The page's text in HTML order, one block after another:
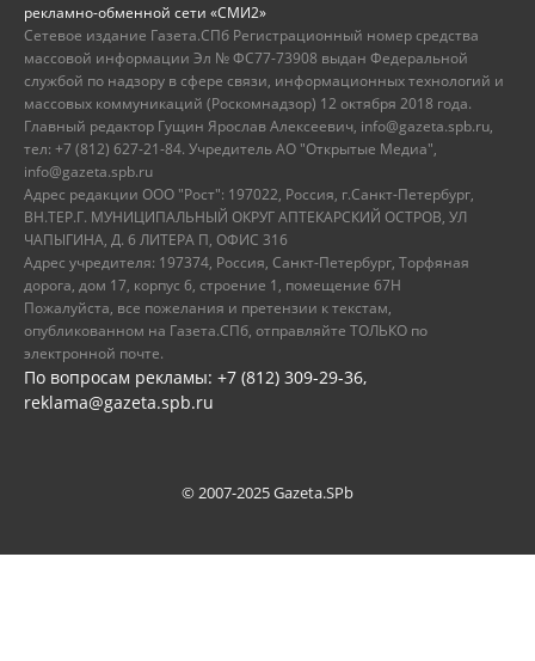
рекламно-обменной сети «СМИ2»
Сетевое издание Газета.СПб Регистрационный номер средства
массовой информации Эл № ФС77-73908 выдан Федеральной
службой по надзору в сфере связи, информационных технологий и
массовых коммуникаций (Роскомнадзор) 12 октября 2018 года.
Главный редактор Гущин Ярослав Алексеевич, info@gazeta.spb.ru,
тел: +7 (812) 627-21-84. Учредитель АО "Открытые Медиа",
info@gazeta.spb.ru
Адрес редакции ООО "Рост": 197022, Россия, г.Санкт-Петербург,
ВН.ТЕР.Г. МУНИЦИПАЛЬНЫЙ ОКРУГ АПТЕКАРСКИЙ ОСТРОВ, УЛ
ЧАПЫГИНА, Д. 6 ЛИТЕРА П, ОФИС 316
Адрес учредителя: 197374, Россия, Санкт-Петербург, Торфяная
дорога, дом 17, корпус 6, строение 1, помещение 67Н
Пожалуйста, все пожелания и претензии к текстам,
опубликованном на Газета.СПб, отправляйте ТОЛЬКО по
электронной почте.
По вопросам рекламы: +7 (812) 309-29-36,
reklama@gazeta.spb.ru
© 2007-2025 Gazeta.SPb